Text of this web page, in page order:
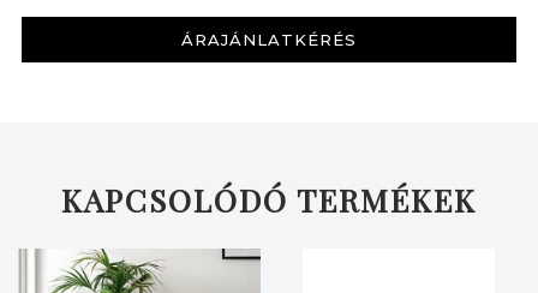
ÁRAJÁNLATKÉRÉS
KAPCSOLÓDÓ TERMÉKEK